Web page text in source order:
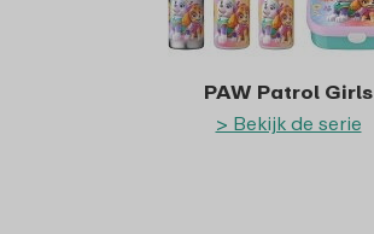
PAW Patrol Girls
> Bekijk de serie